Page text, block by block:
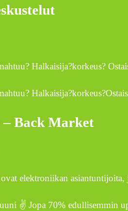
Halkaisija?korkeus?
– Back Market
elektroniikan
✌ Jopa 70% edullisemmin